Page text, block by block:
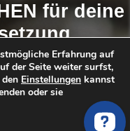
für deine
W245 B
ANGEBOT :
Erfahrung auf
der Seite weiter surfst,
Einstellungen kannst
oder sie